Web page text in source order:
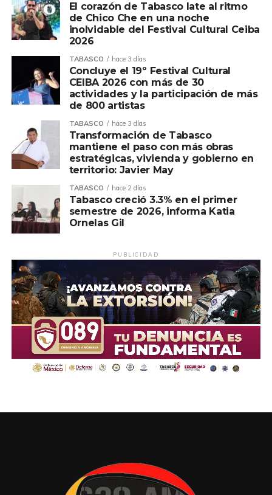
El corazón de Tabasco late al ritmo
de Chico Che en una noche
inolvidable del Festival Cultural Ceiba
2026
TABASCO hace 3 días
Concluye el 19º Festival Cultural
CEIBA 2026 con más de 30
actividades y la participación de más
de 800 artistas
TABASCO hace 3 días
Transformación de Tabasco
mantiene el paso con más obras
estratégicas, vivienda y gobierno en
territorio: Javier May
TABASCO hace 2 días
Tabasco creció 3.3% en el primer
semestre de 2026, informa Katia
Ornelas Gil
PUBLICIDAD